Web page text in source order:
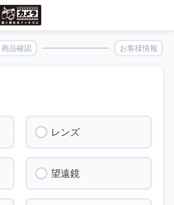
商品確認 お客様情報
レンズ
望遠鏡